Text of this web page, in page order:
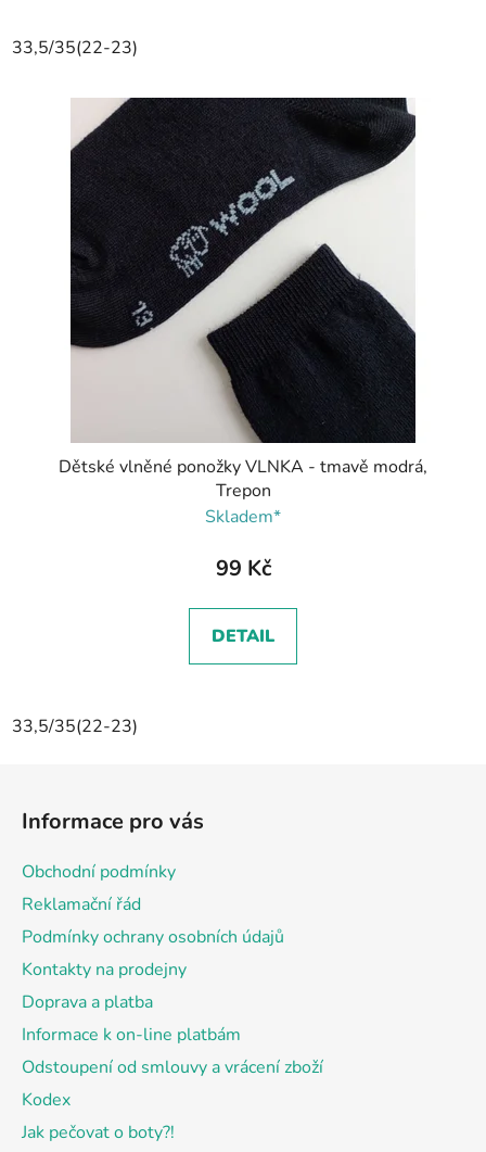
33,5/35(22-23)
Dětské vlněné ponožky VLNKA - tmavě modrá,
Trepon
Skladem*
99 Kč
DETAIL
33,5/35(22-23)
Informace pro vás
Obchodní podmínky
Reklamační řád
Podmínky ochrany osobních údajů
Kontakty na prodejny
Doprava a platba
Informace k on-line platbám
Odstoupení od smlouvy a vrácení zboží
Kodex
Jak pečovat o boty?!